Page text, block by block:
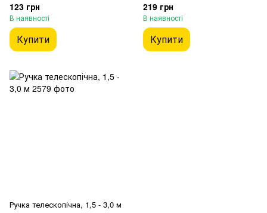
123 грн
В наявності
Купити
219 грн
В наявності
Купити
Ручка телескопічна, 1,5 - 3,0 м